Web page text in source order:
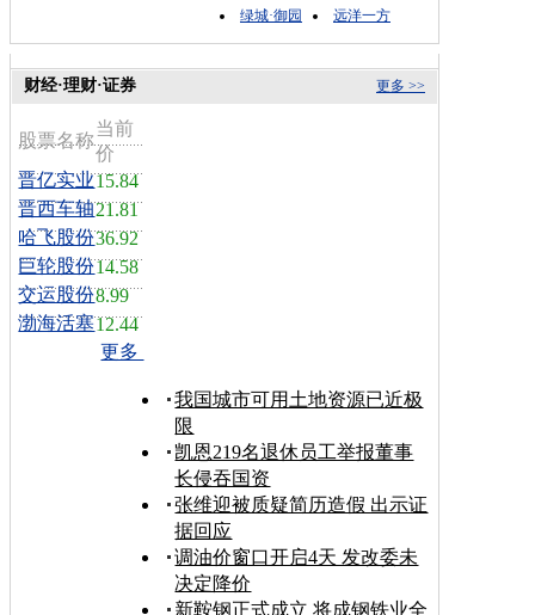
绿城·御园
远洋一方
更多 >>
财经·理财·证券
股票名称
当前
价
晋亿实业15.84
晋西车轴21.81
哈飞股份36.92
巨轮股份14.58
交运股份8.99
渤海活塞12.44
更多
我国城市可用土地资源已近极
限
凯恩219名退休员工举报董事
长侵吞国资
张维迎被质疑简历造假 出示证
据回应
调油价窗口开启4天 发改委未
决定降价
新鞍钢正式成立 将成钢铁业全